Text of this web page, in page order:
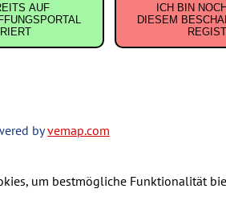
AUF
ICH BIN
DIESEM
byvemap.com
um bestmögliche Funktionalität